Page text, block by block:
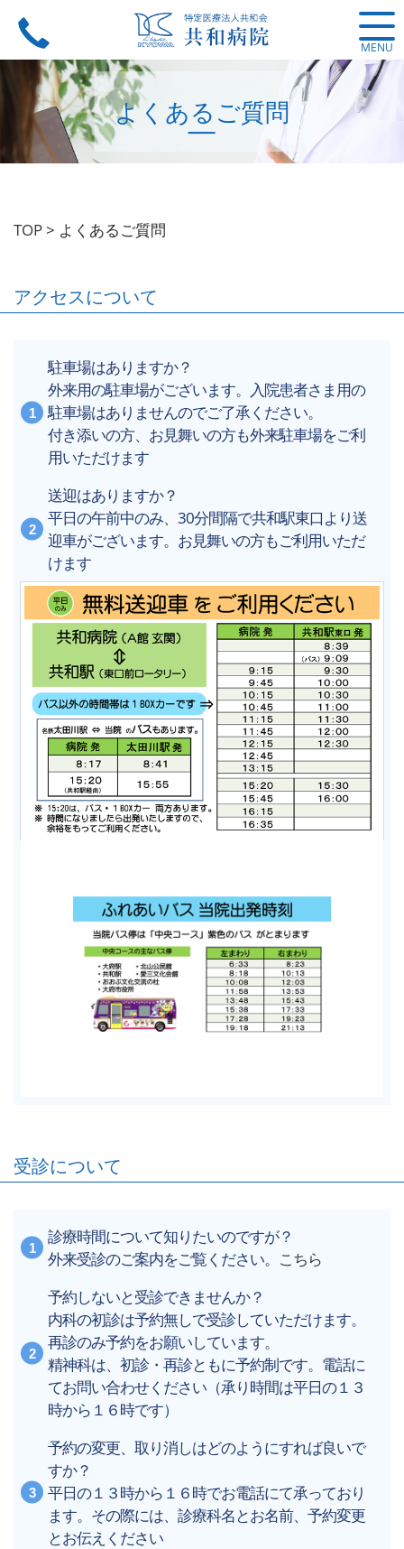
MENU
よくあるご質問
TOP> よくあるご質問
アクセスについて
駐車場はありますか？
外来用の駐車場がございます。入院患者さま用の
駐車場はありませんのでご了承ください。
付き添いの方、お見舞いの方も外来駐車場をご利
用いただけます
送迎はありますか？
平日の午前中のみ、30分間隔で共和駅東口より送
迎車がございます。お見舞いの方もご利用いただ
けます
受診について
診療時間について知りたいのですが？
外来受診のご案内をご覧ください。 こちら
予約しないと受診できませんか？
内科の初診は予約無しで受診していただけます。
再診のみ予約をお願いしています。
精神科は、初診・再診ともに予約制です。電話に
てお問い合わせください（承り時間は平日の１３
時から１６時です）
予約の変更、取り消しはどのようにすれば良いで
すか？
平日の１３時から１６時でお電話にて承っており
ます。その際には、診療科名とお名前、予約変更
とお伝えください